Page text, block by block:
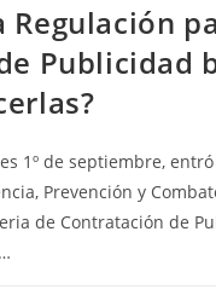
Regulación
Publicidad
1º de septiembre,
Prevención y
de Contratación de